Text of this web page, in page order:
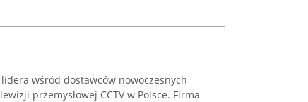
wśród dostawców nowoczesnych
przemysłowej CCTV w Polsce. Firma